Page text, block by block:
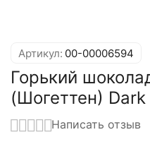
Артикул: 00-00006594
Горький
(Шогеттен) Dark
Написать отзыв